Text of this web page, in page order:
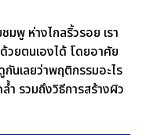
มพู ห่างไกลริ้วรอย เรา
วยตนเองได้ โดยอาศัย
นเลยว่าพฤติกรรมอะไร
ำ รวมถึงวิธีการสร้างผิว